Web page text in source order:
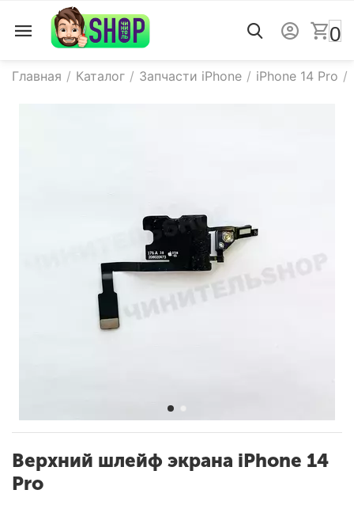
0
Главная / Каталог / Запчасти iPhone / iPhone 14 Pro /
Верхний шлейф экрана iPhone 14
Pro